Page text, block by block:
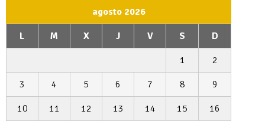
agosto 2026
L M X J V S D
1 2
3 4 5 6 7 8 9
10 11 12 13 14 15 16